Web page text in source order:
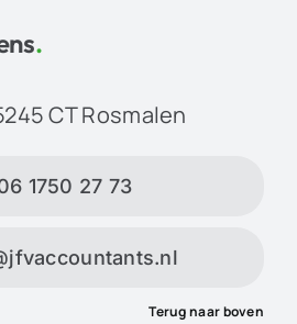
.
CT Rosmalen
1750 27 73
Terug naar boven